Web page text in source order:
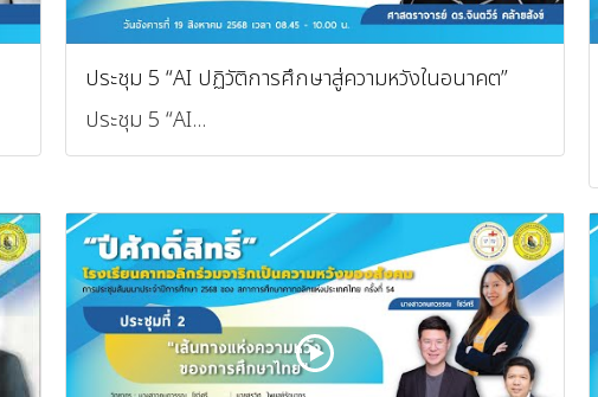
ประชุม 5 “AI ปฏิวัติการศึกษาสู่ความหวังในอนาคต”
ประชุม 5 “AI...